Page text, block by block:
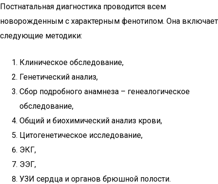
Постнатальная диагностика проводится всем
новорожденным с характерным фенотипом. Она включает
следующие методики:
Клиническое обследование,
Генетический анализ,
Сбор подробного анамнеза – генеалогическое
обследование,
Общий и биохимический анализ крови,
Цитогенетическое исследование,
ЭКГ,
ЭЭГ,
УЗИ сердца и органов брюшной полости.